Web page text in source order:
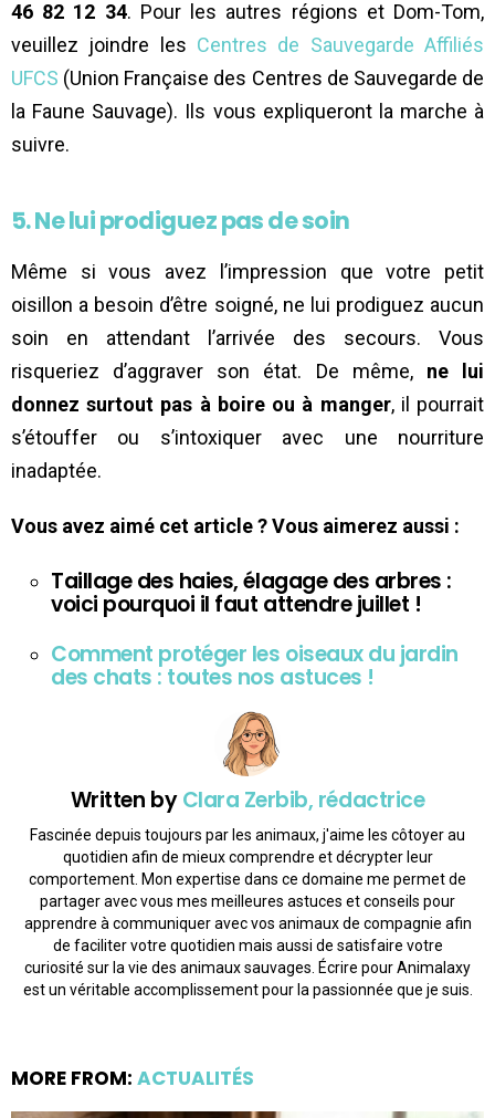
46 82 12 34. Pour les autres régions et Dom-Tom,
veuillez joindre les Centres de Sauvegarde Affiliés
UFCS (Union Française des Centres de Sauvegarde de
la Faune Sauvage). Ils vous expliqueront la marche à
suivre.
5. Ne lui prodiguez pas de soin
Même si vous avez l’impression que votre petit
oisillon a besoin d’être soigné, ne lui prodiguez aucun
soin en attendant l’arrivée des secours. Vous
risqueriez d’aggraver son état. De même, ne lui
donnez surtout pas à boire ou à manger, il pourrait
s’étouffer ou s’intoxiquer avec une nourriture
inadaptée.
Vous avez aimé cet article ? Vous aimerez aussi :
Taillage des haies, élagage des arbres :
voici pourquoi il faut attendre juillet !
Comment protéger les oiseaux du jardin
des chats : toutes nos astuces !
Written byClara Zerbib, rédactrice
Fascinée depuis toujours par les animaux, j'aime les côtoyer au
quotidien afin de mieux comprendre et décrypter leur
comportement. Mon expertise dans ce domaine me permet de
partager avec vous mes meilleures astuces et conseils pour
apprendre à communiquer avec vos animaux de compagnie afin
de faciliter votre quotidien mais aussi de satisfaire votre
curiosité sur la vie des animaux sauvages. Écrire pour Animalaxy
est un véritable accomplissement pour la passionnée que je suis.
MORE FROM: ACTUALITÉS